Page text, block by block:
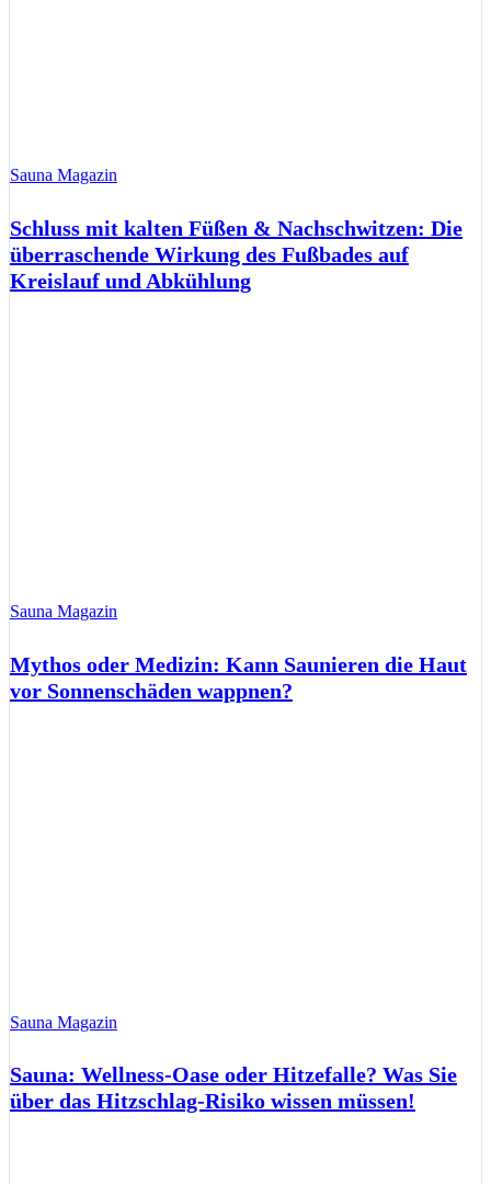
Sauna Magazin
Schluss mit kalten Füßen & Nachschwitzen: Die
überraschende Wirkung des Fußbades auf
Kreislauf und Abkühlung
Sauna Magazin
Mythos oder Medizin: Kann Saunieren die Haut
vor Sonnenschäden wappnen?
Sauna Magazin
Sauna: Wellness-Oase oder Hitzefalle? Was Sie
über das Hitzschlag-Risiko wissen müssen!